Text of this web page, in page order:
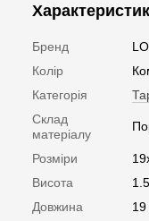
Бренд
Колір
Категорія
Склад
матеріалу
Розміри
Висота
Довжина
19